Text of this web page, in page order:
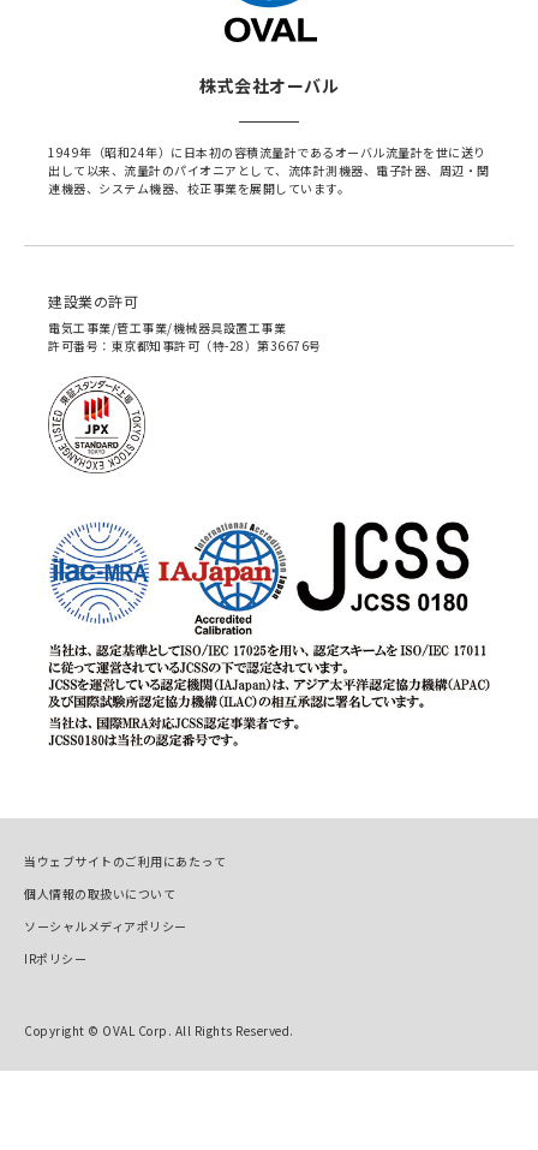
株式会社オーバル
1949年（昭和24年）に日本初の容積流量計であるオーバル流量計を世に送り
出して以来、流量計のパイオニアとして、流体計測機器、電子計器、周辺・関
連機器、システム機器、校正事業を展開しています。
建設業の許可
電気工事業/管工事業/機械器具設置工事業
許可番号：東京都知事許可（特-28）第36676号
当ウェブサイトのご利用にあたって
個人情報の取扱いについて
ソーシャルメディアポリシー
IRポリシー
Copyright © OVAL Corp. All Rights Reserved.